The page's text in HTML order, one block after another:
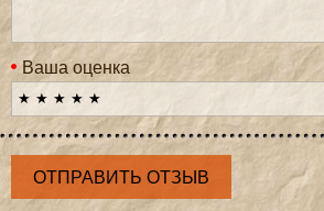
Ваша оценка